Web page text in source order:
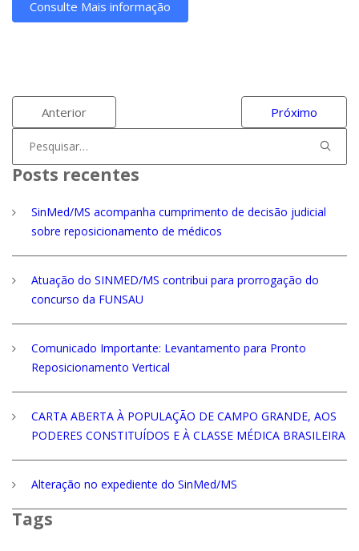
Consulte Mais informação
Anterior Próximo
por:
Posts recentes
SinMed/MS acompanha cumprimento de decisão judicial
sobre reposicionamento de médicos
Atuação do SINMED/MS contribui para prorrogação do
concurso da FUNSAU
Comunicado Importante: Levantamento para Pronto
Reposicionamento Vertical
CARTA ABERTA À POPULAÇÃO DE CAMPO GRANDE, AOS
PODERES CONSTITUÍDOS E À CLASSE MÉDICA BRASILEIRA
Alteração no expediente do SinMed/MS
Tags